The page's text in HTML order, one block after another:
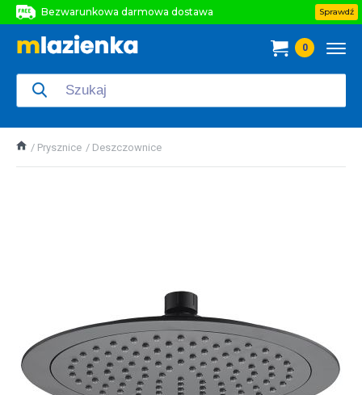
Bezwarunkowa darmowa dostawa
Bezwarunkowa darmowa dostawa
Sprawdź
0
Prysznice Deszczownice